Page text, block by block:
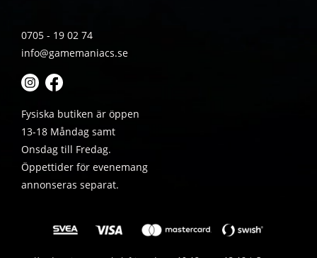
0705 - 19 02 74
info@gamemaniacs.se
Fysiska butiken är öppen
13-18 Måndag samt
Onsdag till Fredag.
Öppettider för evenemang
annonseras separat.